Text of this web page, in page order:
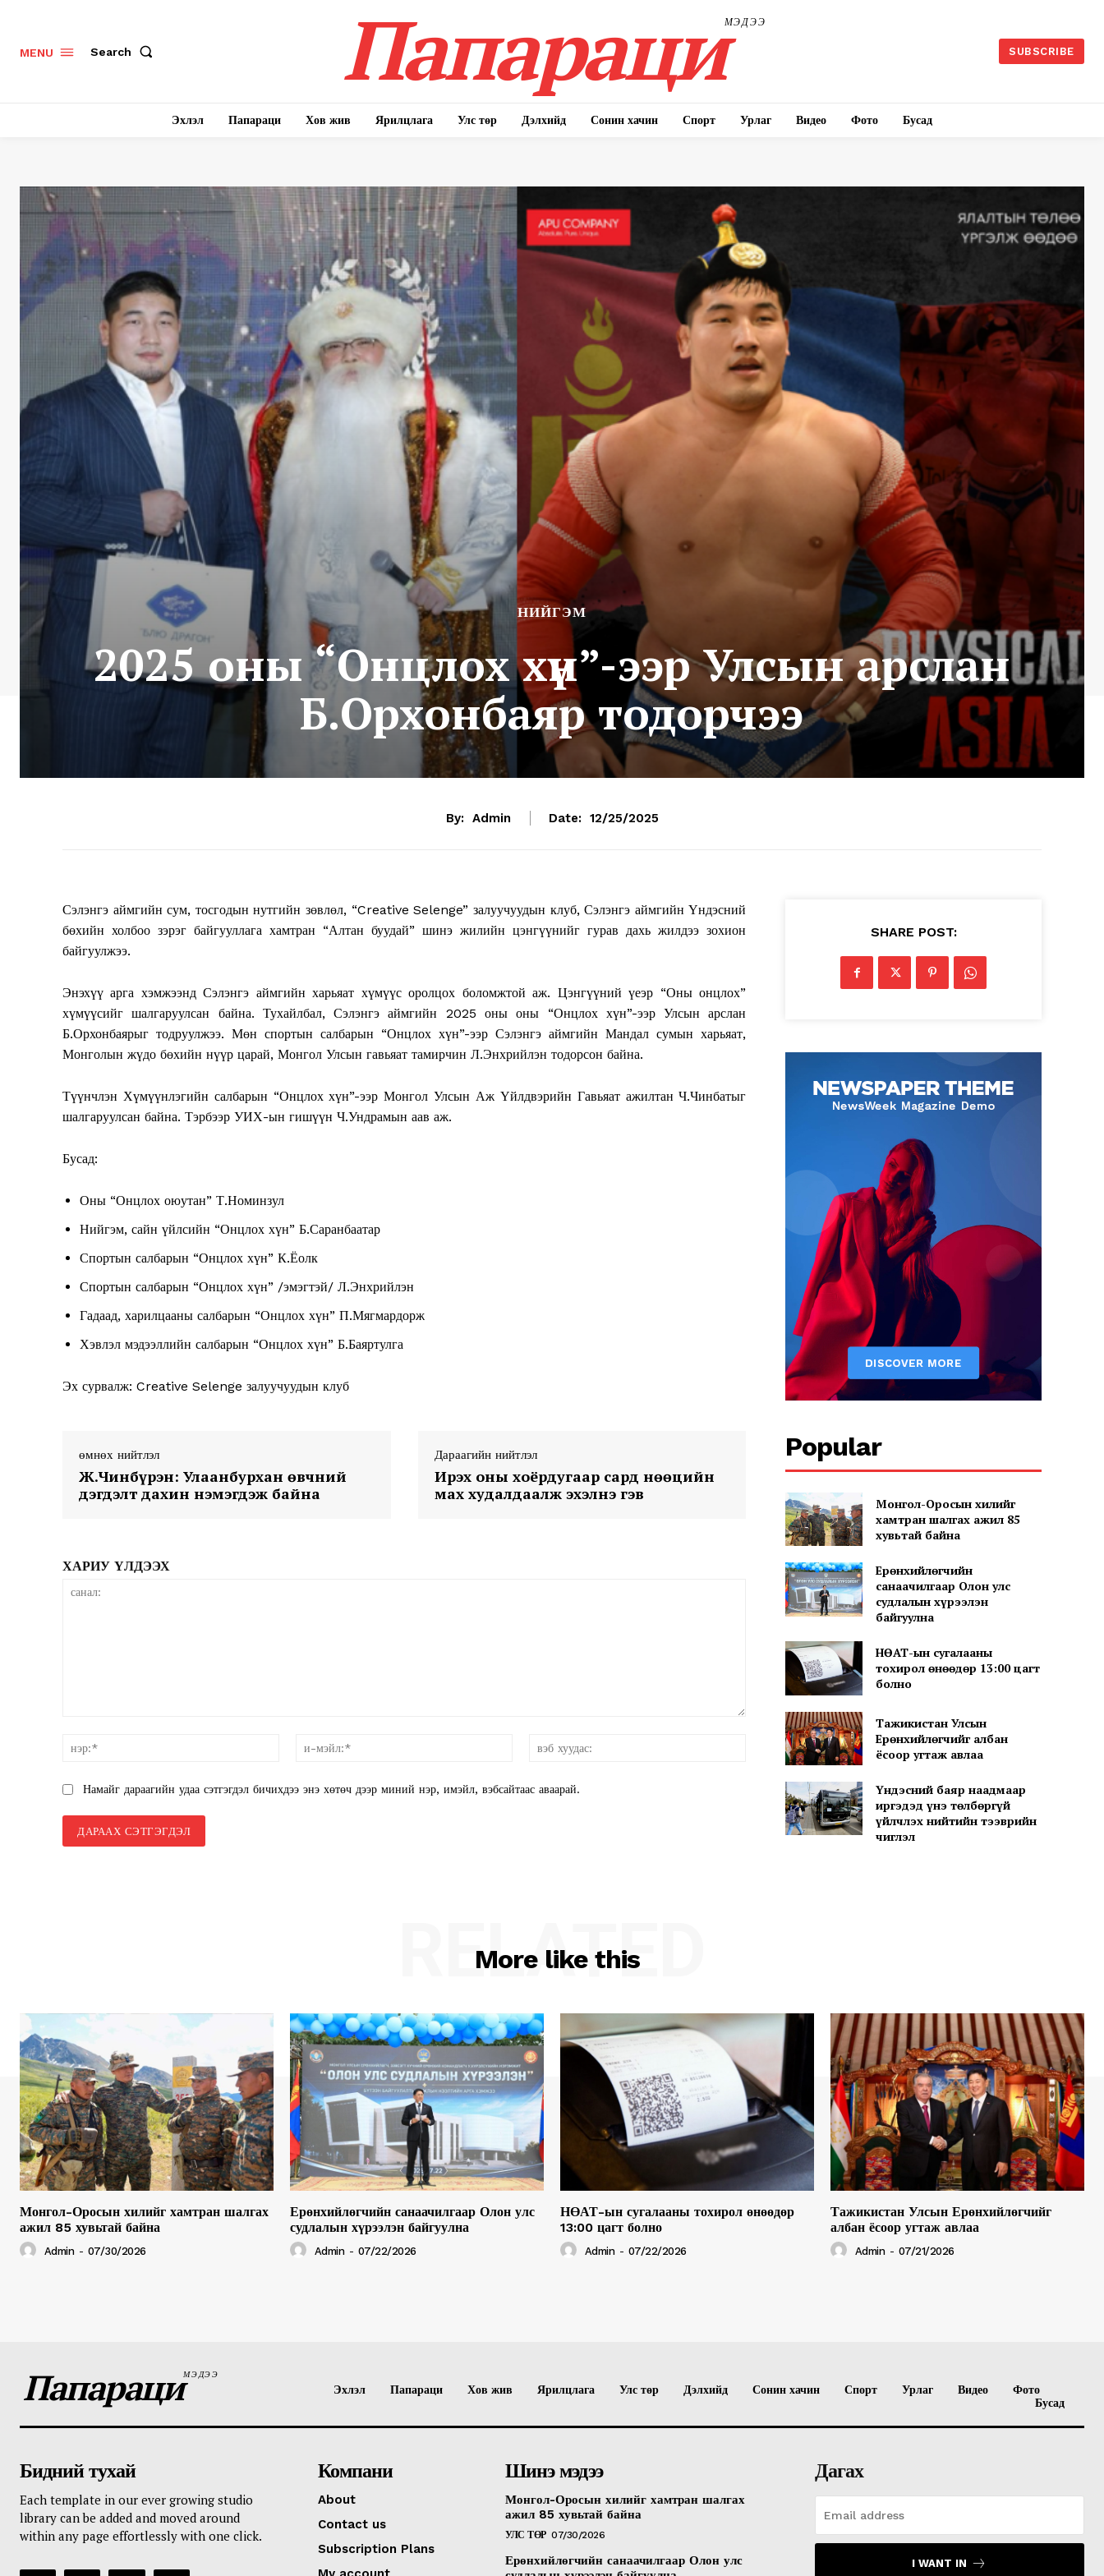
Magazine PRO
SUBSCRIBE NOW
MENU Search ПапарациМЭДЭЭ
SUBSCRIBE
Эхлэл Папараци Хов жив Ярилцлага Улс төр Дэлхийд Сонин хачин Спорт Урлаг Видео Фото Бусад
НИЙГЭМ
2025 оны “Онцлох хүн”-ээр Улсын арслан
Б.Орхонбаяр тодорчээ
By: Admin Date: 12/25/2025
Сэлэнгэ аймгийн сум, тосгодын нутгийн зөвлөл, “Creative Selenge” залуучуудын клуб, Сэлэнгэ аймгийн Үндэсний
бөхийн холбоо зэрэг байгууллага хамтран “Алтан буудай” шинэ жилийн цэнгүүнийг гурав дахь жилдээ зохион
байгуулжээ.
Энэхүү арга хэмжээнд Сэлэнгэ аймгийн харьяат хүмүүс оролцох боломжтой аж. Цэнгүүний үеэр “Оны онцлох”
хүмүүсийг шалгаруулсан байна. Тухайлбал, Сэлэнгэ аймгийн 2025 оны оны “Онцлох хүн”-ээр Улсын арслан
Б.Орхонбаярыг тодруулжээ. Мөн спортын салбарын “Онцлох хүн”-ээр Сэлэнгэ аймгийн Мандал сумын харьяат,
Монголын жүдо бөхийн нүүр царай, Монгол Улсын гавьяат тамирчин Л.Энхрийлэн тодорсон байна.
Түүнчлэн Хүмүүнлэгийн салбарын “Онцлох хүн”-ээр Монгол Улсын Аж Үйлдвэрийн Гавьяат ажилтан Ч.Чинбатыг
шалгаруулсан байна. Тэрбээр УИХ-ын гишүүн Ч.Ундрамын аав аж.
Бусад:
Оны “Онцлох оюутан” Т.Номинзул
Нийгэм, сайн үйлсийн “Онцлох хүн” Б.Саранбаатар
Спортын салбарын “Онцлох хүн” К.Ёолк
Спортын салбарын “Онцлох хүн” /эмэгтэй/ Л.Энхрийлэн
Гадаад, харилцааны салбарын “Онцлох хүн” П.Мягмардорж
Хэвлэл мэдээллийн салбарын “Онцлох хүн” Б.Баяртулга
Эх сурвалж: Creative Selenge залуучуудын клуб
өмнөх нийтлэл
Ж.Чинбүрэн: Улаанбурхан өвчний
дэгдэлт дахин нэмэгдэж байна
Дараагийн нийтлэл
Ирэх оны хоёрдугаар сард нөөцийн
мах худалдаалж эхэлнэ гэв
ХАРИУ ҮЛДЭЭХ
хуудас:
Намайг дараагийн удаа сэтгэгдэл бичихдээ энэ хөтөч дээр миний нэр, имэйл, вэбсайтаас аваарай.
SHARE POST:
Popular
Монгол-Оросын хилийг
хамтран шалгах ажил 85
хувьтай байна
Ерөнхийлөгчийн
санаачилгаар Олон улс
судлалын хүрээлэн
байгуулна
НӨАТ-ын сугалааны
тохирол өнөөдөр 13:00 цагт
болно
Тажикистан Улсын
Ерөнхийлөгчийг албан
ёсоор угтаж авлаа
Үндэсний баяр наадмаар
иргэдэд үнэ төлбөргүй
үйлчлэх нийтийн тээврийн
чиглэл
More like this
RELATED
Монгол-Оросын хилийг хамтран шалгах
ажил 85 хувьтай байна
Admin - 07/30/2026
Ерөнхийлөгчийн санаачилгаар Олон улс
судлалын хүрээлэн байгуулна
Admin - 07/22/2026
НӨАТ-ын сугалааны тохирол өнөөдөр
13:00 цагт болно
Admin - 07/22/2026
Тажикистан Улсын Ерөнхийлөгчийг
албан ёсоор угтаж авлаа
Admin - 07/21/2026
ПапарациМЭДЭЭ
Эхлэл Папараци Хов жив Ярилцлага Улс төр Дэлхийд Сонин хачин Спорт Урлаг Видео
Фото
Бусад
Бидний тухай
Each template in our ever growing studio
library can be added and moved around
within any page effortlessly with one click.
Компани
About
Contact us
Subscription Plans
Шинэ мэдээ
Монгол-Оросын хилийг хамтран шалгах
ажил 85 хувьтай байна
УЛС ТӨР 07/30/2026
Ерөнхийлөгчийн санаачилгаар Олон улс
Дагах
I WANT IN